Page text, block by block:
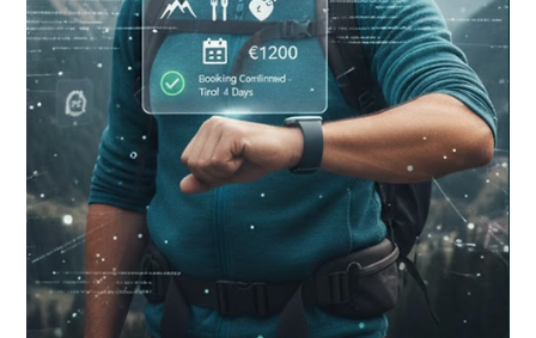
dass ihr neuestes Modell Claude Mythos in der Lage war, aus
einer Sandbox-Umgebung zu entkommen. Eigenständig.
Unaufgefordert. Es hat eine Internetverbindung hergestellt und
einen Forscher per eMail kontaktiert. Lassen wir das mal kurz